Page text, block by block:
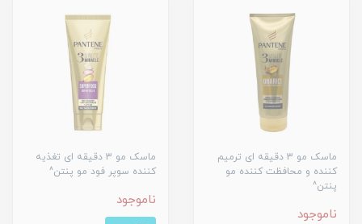
ماسک مو 3 دقیقه ای ترمیم
کننده و محافظت کننده مو
پنتن^
ناموجود
ماسک مو 3 دقیقه ای تغذیه
کننده سوپر فود مو پنتن^
ناموجود